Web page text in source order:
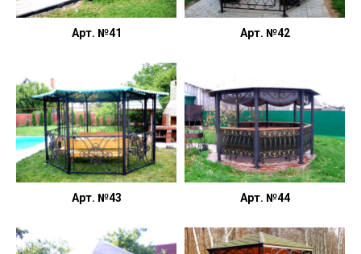
Арт. №41 Арт. №42
Арт. №43 Арт. №44